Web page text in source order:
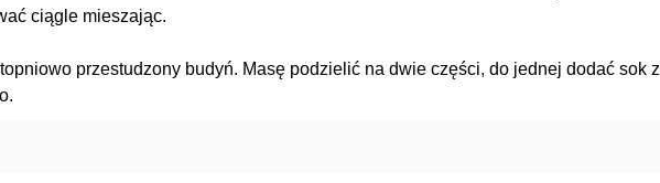
ciągle mieszając.
przestudzony budyń. Masę podzielić na dwie części, do jednej dodać sok z